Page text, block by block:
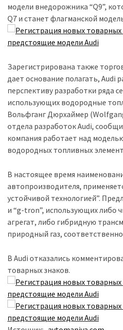
рубрики
(142)
модели внедорожника “Q9”,
Q7 и станет флагманской
Зарегистрирована также
дает основание полагать, Audi
перспективу разработки ряда
использующих водородные
Вольфганг Дюрхаймер
отдела разработок Audi,
компания работает над
водородных топливных
В настоящее время
автопроизводителя,
устойчивой технологией”.
и “g-tron”, использующих либо
агрегат, либо гибридную
природный газ,
В Audi отказались
товарных знаков.